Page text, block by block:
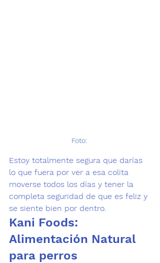
Foto:
Estoy totalmente segura que darías
lo que fuera por ver a esa colita
moverse todos los días y tener la
completa seguridad de que es feliz y
se siente bien por dentro.
Kani Foods:
Alimentación Natural
para perros